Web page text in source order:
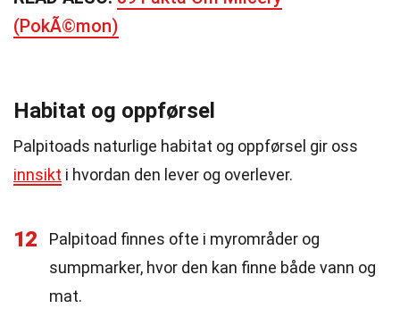
(PokÃ©mon)
Habitat og oppførsel
Palpitoads naturlige habitat og oppførsel gir oss
innsikt i hvordan den lever og overlever.
12
Palpitoad finnes ofte i myrområder og
sumpmarker, hvor den kan finne både vann og
mat.